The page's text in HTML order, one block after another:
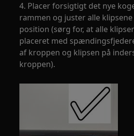
4. Placer forsigtigt det nye
rammen og juster alle
position (sørg for, at alle
placeret med
af kroppen og klipsen på
kroppen).